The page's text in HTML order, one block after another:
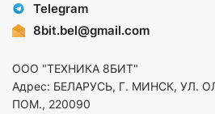
Telegram
8bit.bel@gmail.com
ООО "ТЕХНИКА 8БИТ"
Адрес: БЕЛАРУСЬ, Г. МИНСК, УЛ.
ПОМ., 220090